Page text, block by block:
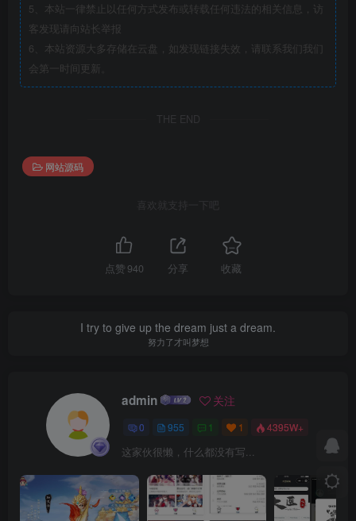
5、本站一律禁止以任何方式发布或转载任何违法的相关信息，访
客发现请向站长举报
6、本站资源大多存储在云盘，如发现链接失效，请联系我们我们
会第一时间更新。
THE END
网站源码
喜欢就支持一下吧
点赞 940 分享 收藏
I try to give up the dream just a dream.
努力了才叫梦想
admin 关注
0 955 1 1 4395W+
这家伙很懒，什么都没有写...